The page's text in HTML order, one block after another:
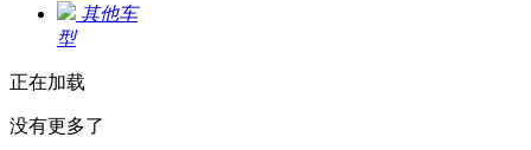
其他车
型
正在加载
没有更多了